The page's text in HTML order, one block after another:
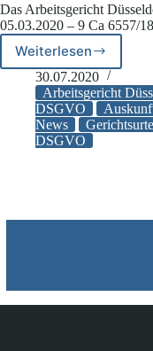
Das Arbeitsgericht
05.03.2020 – 9 Ca 6557/
Weiterlesen
in
Höhe
von
5000
Euro
30.07.2020
Arbeitsgericht
DSGVO
News
DSGVO